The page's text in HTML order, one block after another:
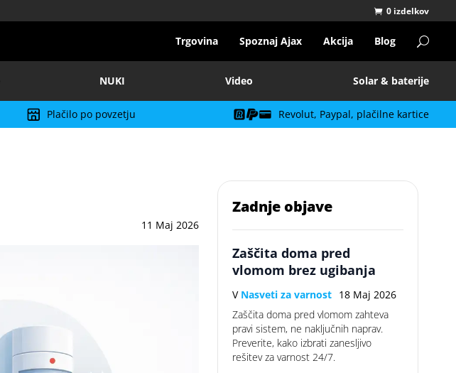
0 izdelkov
Trgovina Spoznaj Ajax Akcija Blog
NUKI Video Solar & baterije
Plačilo po povzetju Revolut, Paypal, plačilne kartice
11 Maj 2026
Zadnje objave
Zaščita doma pred
vlomom brez ugibanja
V Nasveti za varnost 18 Maj 2026
Zaščita doma pred vlomom zahteva
pravi sistem, ne naključnih naprav.
Preverite, kako izbrati zanesljivo
rešitev za varnost 24/7.